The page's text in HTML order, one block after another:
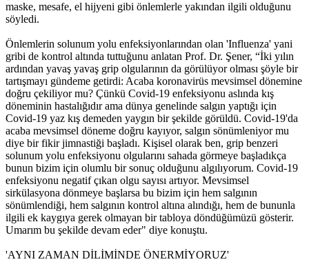
maske, mesafe, el hijyeni gibi önlemlerle yakından ilgili olduğunu
söyledi.
Önlemlerin solunum yolu enfeksiyonlarından olan 'Influenza' yani
gribi de kontrol altında tuttuğunu anlatan Prof. Dr. Şener, “İki yılın
ardından yavaş yavaş grip olgularının da görülüyor olması şöyle bir
tartışmayı gündeme getirdi: Acaba koronavirüs mevsimsel dönemine
doğru çekiliyor mu? Çünkü Covid-19 enfeksiyonu aslında kış
döneminin hastalığıdır ama dünya genelinde salgın yaptığı için
Covid-19 yaz kış demeden yaygın bir şekilde görüldü. Covid-19'da
acaba mevsimsel döneme doğru kayıyor, salgın sönümleniyor mu
diye bir fikir jimnastiği başladı. Kişisel olarak ben, grip benzeri
solunum yolu enfeksiyonu olgularını sahada görmeye başladıkça
bunun bizim için olumlu bir sonuç olduğunu algılıyorum. Covid-19
enfeksiyonu negatif çıkan olgu sayısı artıyor. Mevsimsel
sirkülasyona dönmeye başlarsa bu bizim için hem salgının
sönümlendiği, hem salgının kontrol altına alındığı, hem de bununla
ilgili ek kaygıya gerek olmayan bir tabloya döndüğümüzü gösterir.
Umarım bu şekilde devam eder" diye konuştu.
'AYNI ZAMAN DİLİMİNDE ÖNERMİYORUZ'